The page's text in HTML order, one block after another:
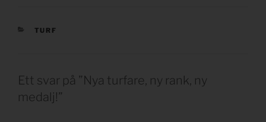
KATEGORIER
TURF
Ett svar på ”Nya turfare, ny rank, ny
medalj!”